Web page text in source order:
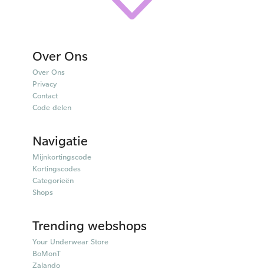
Over Ons
Over Ons
Privacy
Contact
Code delen
Navigatie
Mijnkortingscode
Kortingscodes
Categorieën
Shops
Trending webshops
Your Underwear Store
BoMonT
Zalando